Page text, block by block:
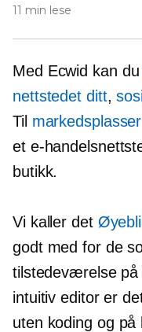
11 min lese
Med Ecwid kan du
nettstedet ditt,
Til
et e-
butikk.
Vi kaller det
godt med for de
tilstedeværelse på
intuitiv editor er
uten koding og på